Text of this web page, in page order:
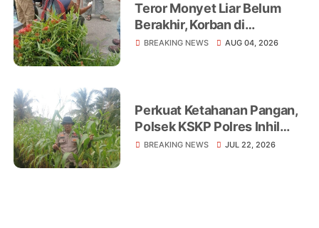
Teror Monyet Liar Belum
Berakhir, Korban di
Tembilahan Terus
BREAKING NEWS AUG 04, 2026
Perkuat Ketahanan Pangan,
Polsek KSKP Polres Inhil
Turun Langsung Dampingi
BREAKING NEWS JUL 22, 2026